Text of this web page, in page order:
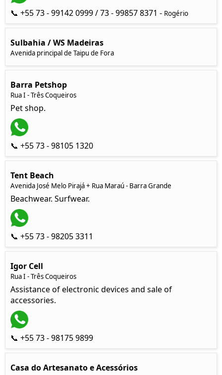
📞 +55 73 - 99142 0999 / 73 - 99857 8371 - Rogério
Sulbahia / WS Madeiras
Avenida principal de Taipu de Fora
Barra Petshop
Rua I - Três Coqueiros
Pet shop.
📞 +55 73 - 98105 1320
Tent Beach
Avenida José Melo Pirajá + Rua Maraú - Barra Grande
Beachwear. Surfwear.
📞 +55 73 - 98205 3311
Igor Cell
Rua I - Três Coqueiros
Assistance of electronic devices and sale of
accessories.
📞 +55 73 - 98175 9899
Casa do Artesanato e Acessórios